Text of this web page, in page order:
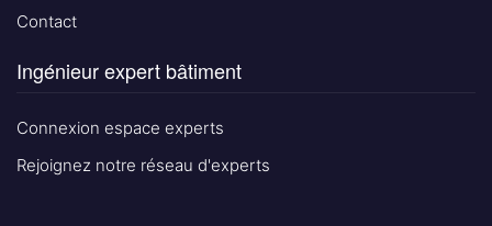
Contact
Ingénieur expert bâtiment
Connexion espace experts
Rejoignez notre réseau d'experts